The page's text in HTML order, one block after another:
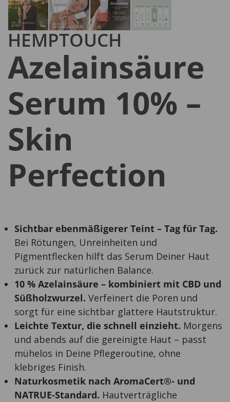
HEMPTOUCH
Azelainsäure
Serum 10% –
Skin
Perfection
Sichtbar ebenmäßigerer Teint – Tag für Tag.
Bei Rötungen, Unreinheiten und
Pigmentflecken hilft das Serum Deiner Haut
zurück zur natürlichen Balance.
10 % Azelainsäure – kombiniert mit CBD und
Süßholzwurzel. Verfeinert die Poren und
sorgt für eine sichtbar glattere Hautstruktur.
Leichte Textur, die schnell einzieht. Morgens
und abends auf die gereinigte Haut – passt
mühelos in Deine Pflegeroutine, ohne
klebriges Finish.
Naturkosmetik nach AromaCert®- und
NATRUE-Standard. Hautverträgliche